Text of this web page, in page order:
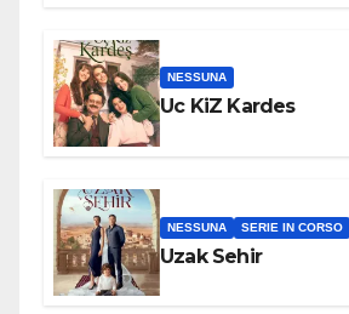
NESSUNA
Uc KiZ Kardes
NESSUNA SERIE IN CORSO
Uzak Sehir